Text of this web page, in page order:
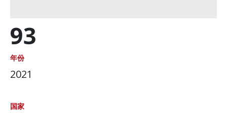
93
年份
2021
国家